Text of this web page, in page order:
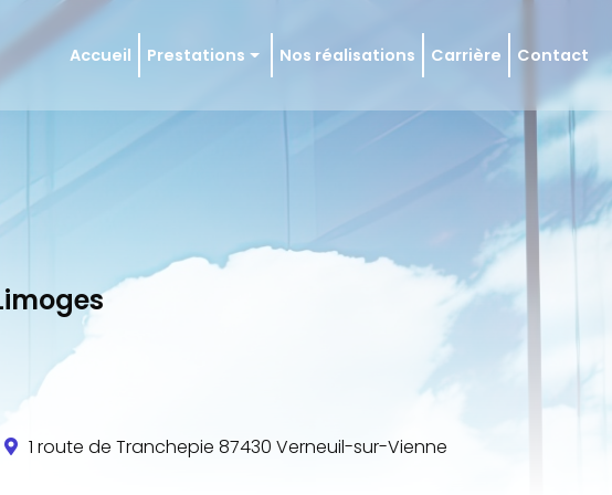
Accueil Prestations Nos réalisations Carrière Contact
1 route de Tranchepie 87430 Verneuil-sur-Vienne